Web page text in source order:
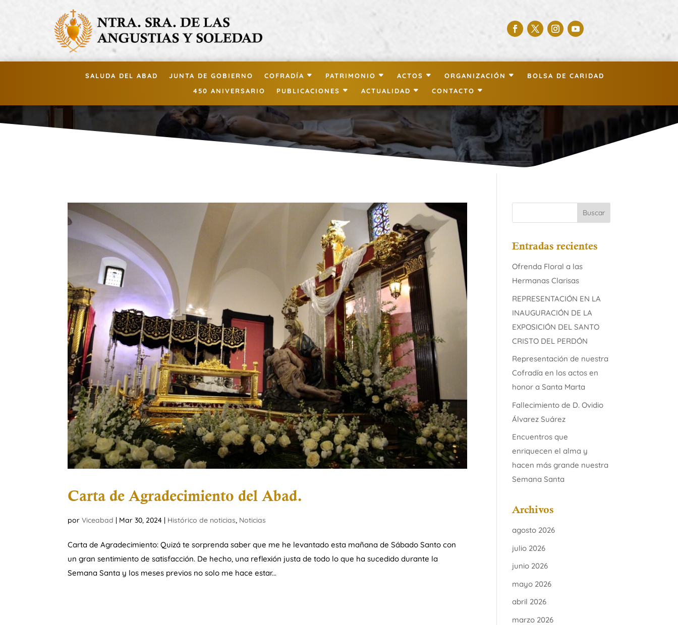
SALUDA DEL ABAD JUNTA DE GOBIERNO COFRADÍA PATRIMONIO ACTOS ORGANIZACIÓN
BOLSA DE CARIDAD
450 ANIVERSARIO
PUBLICACIONES ACTUALIDAD CONTACTO
Carta de Agradecimiento del Abad.
porViceabad | Mar 30, 2024 | Histórico de noticias, Noticias
Carta de Agradecimiento: Quizá te sorprenda saber que me he levantado esta mañana de Sábado Santo con
un gran sentimiento de satisfacción. De hecho, una reflexión justa de todo lo que ha sucedido durante la
Semana Santa y los meses previos no solo me hace estar...
Entradas recientes
Ofrenda Floral a las
Hermanas Clarisas
REPRESENTACIÓN EN LA
INAUGURACIÓN DE LA
EXPOSICIÓN DEL SANTO
CRISTO DEL PERDÓN
Representación de nuestra
Cofradía en los actos en
honor a Santa Marta
Fallecimiento de D. Ovidio
Álvarez Suárez
Encuentros que
enriquecen el alma y
hacen más grande nuestra
Semana Santa
Archivos
agosto 2026
julio 2026
junio 2026
mayo 2026
abril 2026
marzo 2026